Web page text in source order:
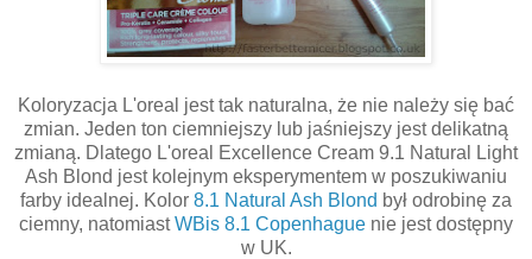
Koloryzacja L'oreal jest tak naturalna, że nie należy się bać
zmian. Jeden ton ciemniejszy lub jaśniejszy jest delikatną
zmianą. Dlatego L'oreal Excellence Cream 9.1 Natural Light
Ash Blond jest kolejnym eksperymentem w poszukiwaniu
farby idealnej. Kolor 8.1 Natural Ash Blond był odrobinę za
ciemny, natomiastWBis 8.1 Copenhague nie jest dostępny
w UK.